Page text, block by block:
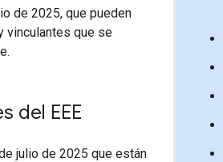
de 2025, que pueden
vinculantes que se
del EEE
julio de 2025 que están